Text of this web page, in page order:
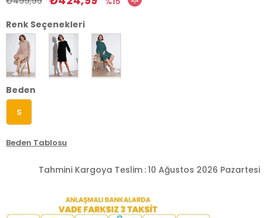
Renk Seçenekleri
Beden
S
Beden Tablosu
Tahmini Kargoya Teslim :10 Ağustos 2026 Pazartesi